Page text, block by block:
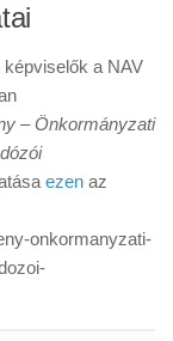
a NAV
– Önkormányzati
ezen az
onkormanyzati-